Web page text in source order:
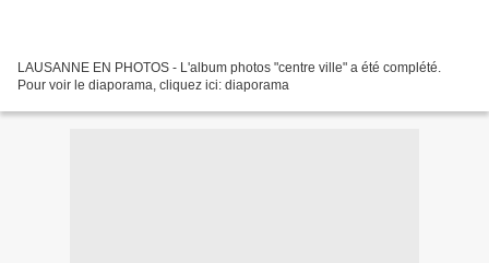
LAUSANNE EN PHOTOS - L'album photos "centre ville" a été complété.
Pour voir le diaporama, cliquez ici: diaporama